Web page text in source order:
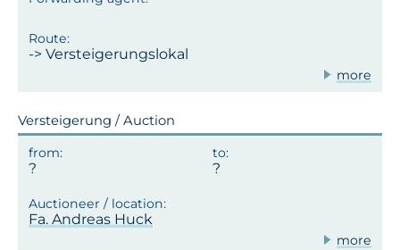
-> Versteigerungslokal
more
Versteigerung / Auction
Fa. Andreas Huck
more